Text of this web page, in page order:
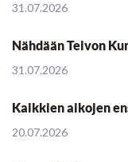
31.07.2026
Nähdään Teivon
31.07.2026
Kaikkien aikojen
20.07.2026